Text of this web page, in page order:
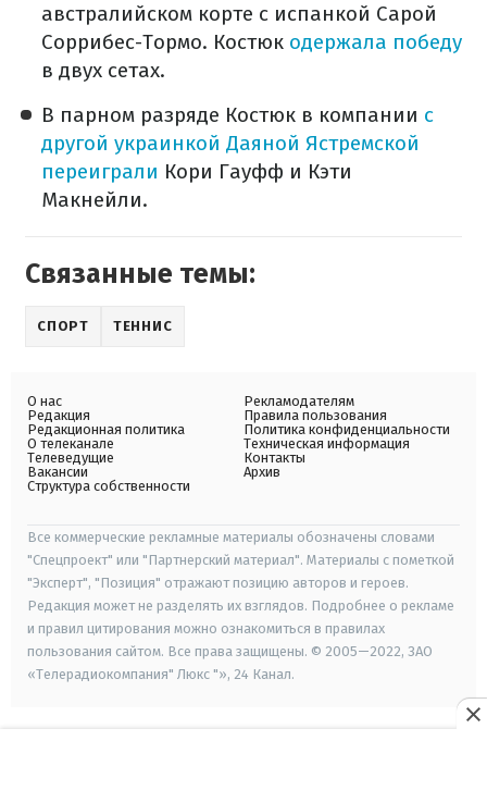
австралийском корте с испанкой Сарой
Соррибес-Тормо. Костюк одержала победу
в двух сетах.
В парном разряде Костюк в компании с
другой украинкой Даяной Ястремской
переиграли Кори Гауфф и Кэти
Макнейли.
Связанные темы:
СПОРТ ТЕННИС
О нас
Редакция
Редакционная политика
О телеканале
Телеведущие
Вакансии
Структура собственности
Рекламодателям
Правила пользования
Политика конфиденциальности
Техническая информация
Контакты
Архив
Все коммерческие рекламные материалы обозначены словами
"Спецпроект" или "Партнерский материал". Материалы с пометкой
"Эксперт", "Позиция" отражают позицию авторов и героев.
Редакция может не разделять их взглядов. Подробнее о рекламе
и правил цитирования можно ознакомиться в правилах
пользования сайтом. Все права защищены. © 2005—2022, ЗАО
«Телерадиокомпания" Люкс "», 24 Канал.